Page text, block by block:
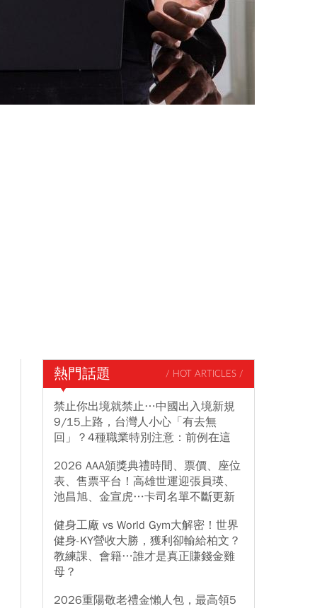
熱門話題 / HOT ARTICLES /
禁止你出境就禁止…中國出入境新規
9/15上路，台灣人小心「有去無
回」？4種職業特別注意：前例在這
2026 AAA頒獎典禮時間、票價、座位
表、售票平台！高雄世運迎張員瑛、
池昌旭、金宣虎…卡司名單不斷更新
健身工廠 vs World Gym大解密！世界
健身-KY營收大勝，獲利卻輸給柏文？
教練課、會籍…誰才是真正賺錢金雞
母？
2026重陽敬老禮金懶人包，最高領5